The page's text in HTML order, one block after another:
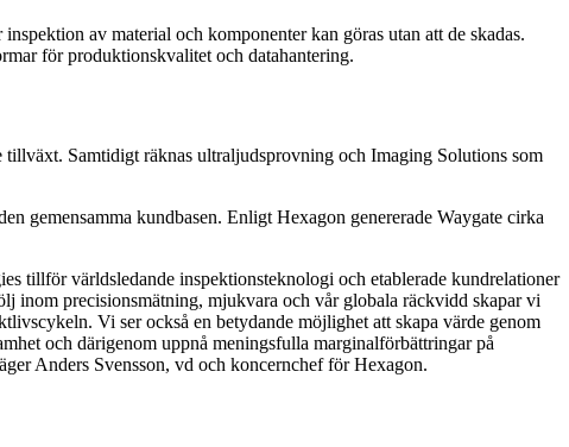
av material och komponenter kan göras utan att de skadas.
för produktionskvalitet och datahantering.
Samtidigt räknas ultraljudsprovning och Imaging Solutions som
gemensamma kundbasen. Enligt Hexagon genererade Waygate cirka
tillför världsledande inspektionsteknologi och etablerade kundrelationer
inom precisionsmätning, mjukvara och vår globala räckvidd skapar vi
Vi ser också en betydande möjlighet att skapa värde genom
och därigenom uppnå meningsfulla marginalförbättringar på
Anders Svensson, vd och koncernchef för Hexagon.